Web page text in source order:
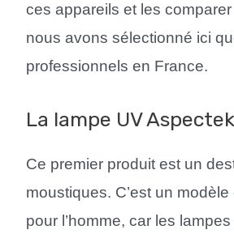
ces appareils et les
nous avons sélectionné ici
professionnels en France.
La lampe UV Aspectek
Ce premier produit est un
moustiques. C’est un
pour l’homme, car les